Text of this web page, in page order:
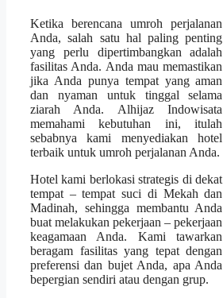
Ketika berencana umroh perjalanan
Anda, salah satu hal paling penting
yang perlu dipertimbangkan adalah
fasilitas Anda. Anda mau memastikan
jika Anda punya tempat yang aman
dan nyaman untuk tinggal selama
ziarah Anda. Alhijaz Indowisata
memahami kebutuhan ini, itulah
sebabnya kami menyediakan hotel
terbaik untuk umroh perjalanan Anda.
Hotel kami berlokasi strategis di dekat
tempat – tempat suci di Mekah dan
Madinah, sehingga membantu Anda
buat melakukan pekerjaan – pekerjaan
keagamaan Anda. Kami tawarkan
beragam fasilitas yang tepat dengan
preferensi dan bujet Anda, apa Anda
bepergian sendiri atau dengan grup.